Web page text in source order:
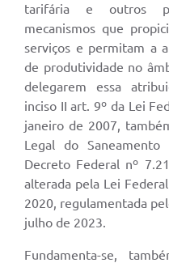
tarifária e outros
mecanismos que
serviços e permitam a
de produtividade no
delegarem essa
inciso II art. 9º da Lei
janeiro de 2007,
Legal do Saneamento
Decreto Federal nº
alterada pela Lei
2020, regulamentada
julho de 2023.
Fundamenta-se,